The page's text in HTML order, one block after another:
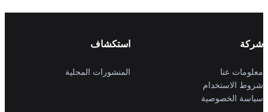
شركة
معلومات عنا
شروط الاستخدام
سياسة الخصوصية
استكشاف
المنشورات المحلية